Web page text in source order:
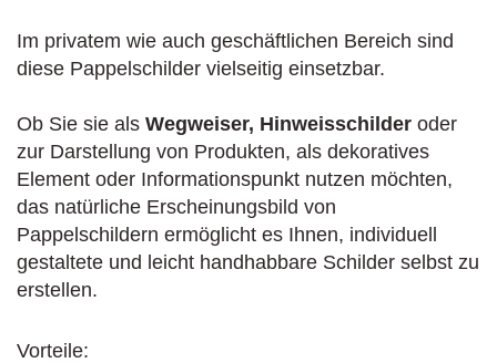
Im privatem wie auch geschäftlichen Bereich sind
diese Pappelschilder vielseitig einsetzbar.
Ob Sie sie als Wegweiser, Hinweisschilder oder
zur Darstellung von Produkten, als dekoratives
Element oder Informationspunkt nutzen möchten,
das natürliche Erscheinungsbild von
Pappelschildern ermöglicht es Ihnen, individuell
gestaltete und leicht handhabbare Schilder selbst zu
erstellen.
Vorteile: